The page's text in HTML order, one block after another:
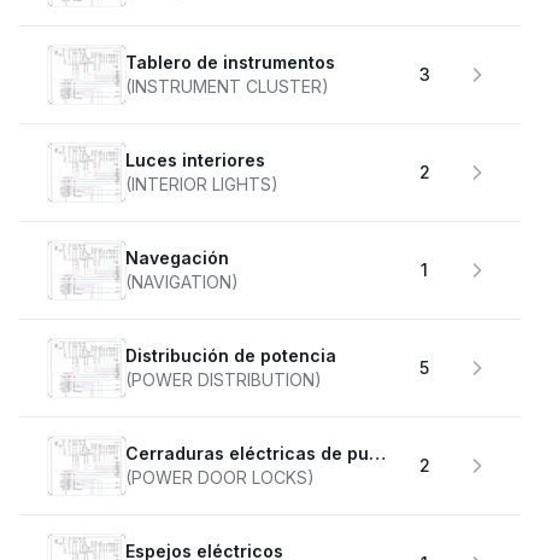
Tablero de instrumentos
(INSTRUMENT CLUSTER)
3
Luces interiores
(INTERIOR LIGHTS)
2
Navegación
(NAVIGATION)
1
Distribución de potencia
(POWER DISTRIBUTION)
5
Cerraduras eléctricas de puertas
(POWER DOOR LOCKS)
2
Espejos eléctricos